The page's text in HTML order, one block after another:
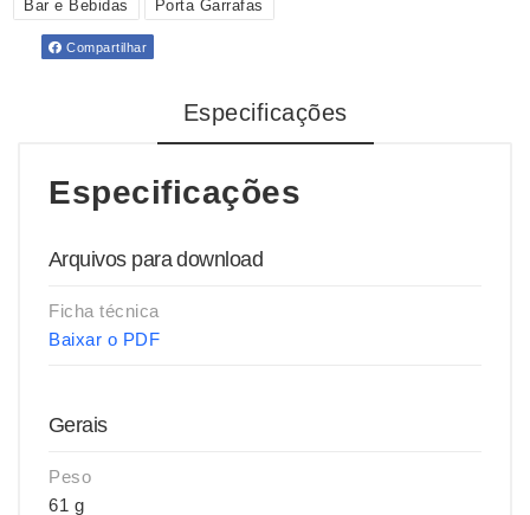
Bar e Bebidas Porta Garrafas
Compartilhar
Especificações
Especificações
Arquivos para download
Ficha técnica
Baixar o PDF
Gerais
Peso
61 g